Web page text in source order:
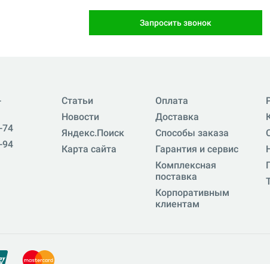
Запросить звонок
74
94
Статьи
Новости
Яндекс.Поиск
Карта сайта
Оплата
Доставка
Способы заказа
Гарантия и сервис
Комплексная
поставка
Корпоративным
клиентам